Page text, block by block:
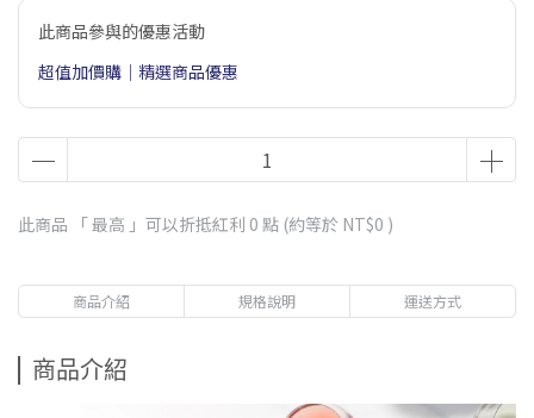
此商品參與的優惠活動
超值加價購｜精選商品優惠
此商品 「 最高 」可以折抵紅利 0 點 (約等於 NT$0 )
商品介紹 規格說明 運送方式
商品介紹